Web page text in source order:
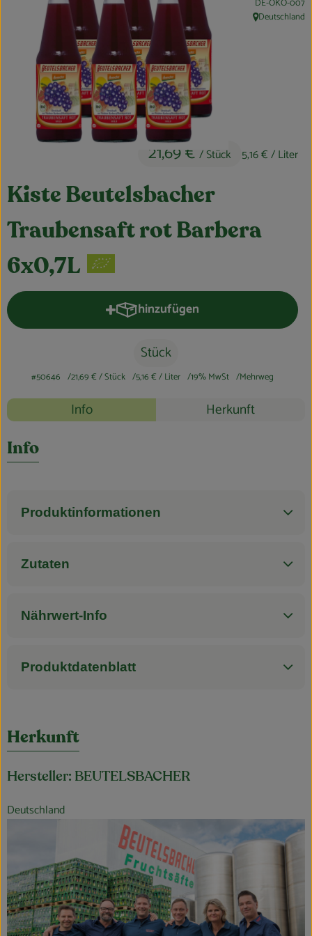
Obst & Gemüse
Kühltheke
Bäckerei
Vorratskammer
Getränke
Haus, Garten & Co.
So geht’s
Kiste Beutelsbacher
Traubensaft rot Barbera
6x0,7L
21,69 € / Stück 5,16 €/ Liter
DE-ÖKO-007
, Herkunft:
Deutschland
hinzufügen
Produkt zum Warenkorb
Stück
#50646 21,69 €/ Stück 5,16 €/ Liter 19% MwSt Mehrweg
Rezepte
Info Herkunft
Info
Produktinformationen
Zutaten
Nährwert-Info
Produktdatenblatt
Herkunft
Hersteller: BEUTELSBACHER
Deutschland